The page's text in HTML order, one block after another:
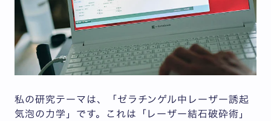
私の研究テーマは、「ゼラチンゲル中レーザー誘起
気泡の力学」です。これは「レーザー結石破砕術」